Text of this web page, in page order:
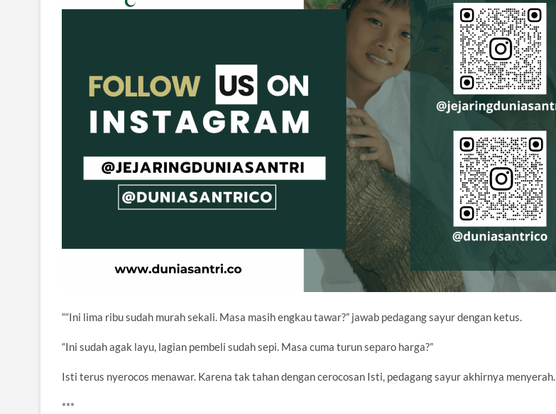
““Ini lima ribu sudah murah sekali. Masa masih engkau tawar?” jawab pedagang sayur dengan ketus.
“Ini sudah agak layu, lagian pembeli sudah sepi. Masa cuma turun separo harga?”
Isti terus nyerocos menawar. Karena tak tahan dengan cerocosan Isti, pedagang sayur akhirnya menyerah.
***